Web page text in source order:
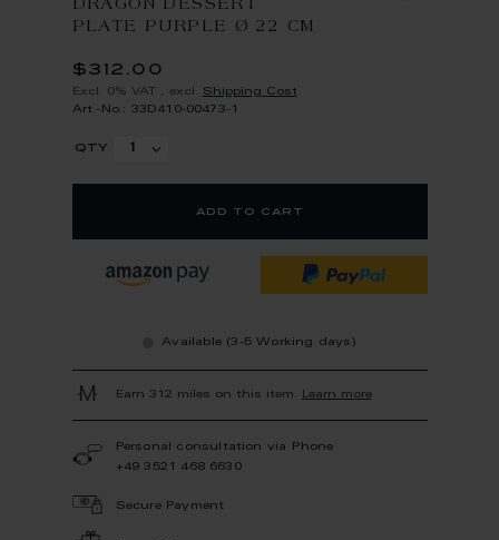
DRAGON DESSERT
PLATE PURPLE Ø 22 CM
$312.00
Excl. 0% VAT excl. Shipping Cost
Art.-No.: 33D410-00473-1
qty
add to cart
Available (3-5 Working days)
Earn 312 miles on this item. Learn more
Personal consultation via Phone
+49 3521 468 6630
Secure Payment